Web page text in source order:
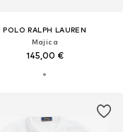
POLO RALPH LAUREN
Majica
145,00 €